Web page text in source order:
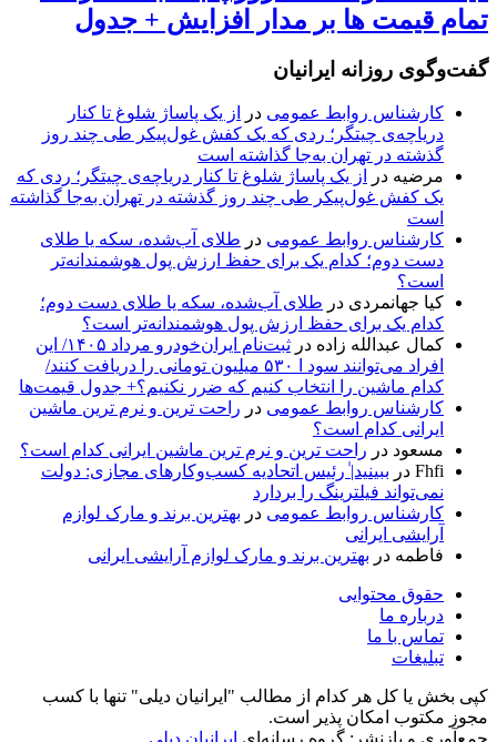
تمام قیمت ها بر مدار افزایش + جدول
گفت‌وگوی روزانه ایرانیان
کارشناس روابط عمومی در
از یک پاساژ شلوغ تا کنار
دریاچه‌ی چیتگر؛ ردی که یک کفش غول‌پیکر طی چند روز
گذشته در تهران به‌جا گذاشته است
مرضیه در
از یک پاساژ شلوغ تا کنار دریاچه‌ی چیتگر؛ ردی که
یک کفش غول‌پیکر طی چند روز گذشته در تهران به‌جا گذاشته
است
کارشناس روابط عمومی در طلای آب‌شده، سکه یا طلای
دست دوم؛ کدام یک برای حفظ ارزش پول هوشمندانه‌تر
است؟
کیا جهانمردی در طلای آب‌شده، سکه یا طلای دست دوم؛
کدام یک برای حفظ ارزش پول هوشمندانه‌تر است؟
کمال عبدالله زاده در
ثبت‌نام ایران‌خودرو مرداد ۱۴۰۵/ این
افراد می‌توانند سود ا ۵۳۰ میلیون تومانی را دریافت کنند/
کدام ماشین را انتخاب کنیم که ضرر نکنیم؟+ جدول قیمت‌ها
کارشناس روابط عمومی در راحت ترین و نرم ترین ماشین
ایرانی کدام است؟
مسعود در راحت ترین و نرم ترین ماشین ایرانی کدام است؟
Fhfi در ببینید| ٰرئیس اتحادیه کسب‌وکارهای مجازی: دولت
نمی‌تواند فیلترینگ را بردارد
کارشناس روابط عمومی در بهترین برند و مارک لوازم
آرایشی ایرانی
فاطمه در بهترین برند و مارک لوازم آرایشی ایرانی
حقوق محتوایی
درباره ما
تماس با ما
تبلیغات
کپی بخش یا کل هر کدام از مطالب "ایرانیان دیلی" تنها با کسب
مجوز مکتوب امکان پذیر است.